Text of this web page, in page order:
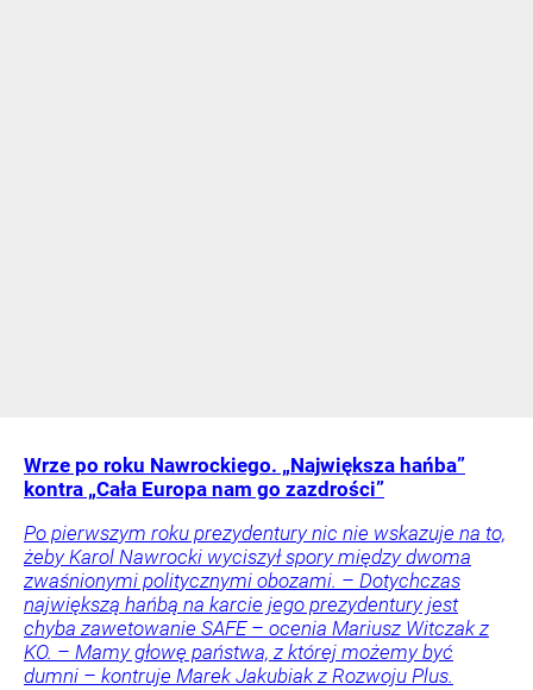
Wrze po roku Nawrockiego. „Największa hańba”
kontra „Cała Europa nam go zazdrości”
Po pierwszym roku prezydentury nic nie wskazuje na to,
żeby Karol Nawrocki wyciszył spory między dwoma
zwaśnionymi politycznymi obozami. – Dotychczas
największą hańbą na karcie jego prezydentury jest
chyba zawetowanie SAFE – ocenia Mariusz Witczak z
KO. – Mamy głowę państwa, z której możemy być
dumni – kontruje Marek Jakubiak z Rozwoju Plus.